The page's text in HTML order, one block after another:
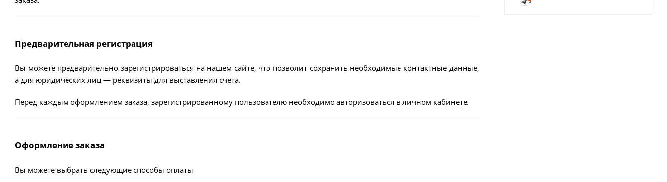
Предварительная регистрация
Вы можете предварительно зарегистрироваться на нашем сайте, что позволит сохранить необходимые контактные данные,
а для юридических лиц — реквизиты для выставления счета.
Перед каждым оформлением заказа, зарегистрированному пользователю необходимо авторизоваться в личном кабинете.
Оформление заказа
Вы можете выбрать следующие способы оплаты